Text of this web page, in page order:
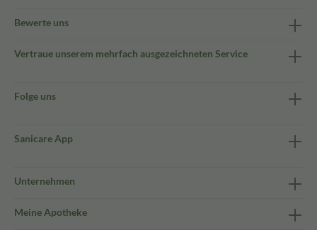
Bewerte uns
Vertraue unserem mehrfach ausgezeichneten Service
Folge uns
Sanicare App
Unternehmen
Meine Apotheke